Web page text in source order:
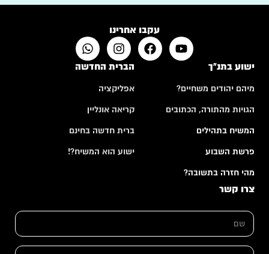
עקבו אחרינו
ישוע בתנ"ך
מיהם יהודים משחיים?
הגויות מהתורה, הכתובים
המשיח בתהילים
פרשת השבוע
מהי חזרה בתשובה?
הברית החדשה
אפליקציה
קריאה אונליין
ברית חדשה בחינם
ישוע הוא המשיח?!
צרו קשר
ש
*
א